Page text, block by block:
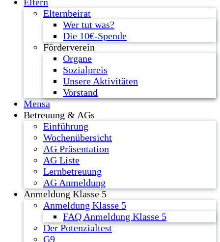
Elternbeirat
Wer tut was?
Die 10€-Spende
Förderverein
Organe
Sozialpreis
Unsere Aktivitäten
Vorstand
Mensa
Betreuung & AGs
Einführung
Wochenübersicht
AG Präsentation
AG Liste
Lernbetreuung
AG Anmeldung
Anmeldung Klasse 5
Anmeldung Klasse 5
FAQ Anmeldung Klasse 5
Der Potenzialtest
G9